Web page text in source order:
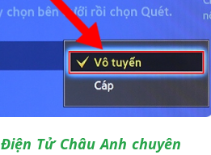
Điện Tử Châu Anh chuyên